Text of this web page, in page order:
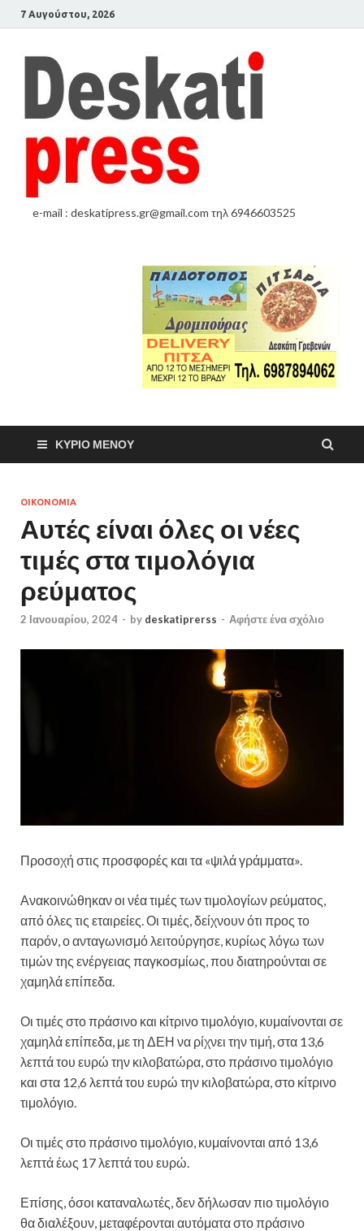
7 Αυγούστου, 2026
e-mail : deskatipress.gr@gmail.com τηλ 6946603525
ΚΎΡΙΟ ΜΕΝΟΎ
ΟΙΚΟΝΟΜΙΑ
Αυτές είναι όλες οι νέες
τιμές στα τιμολόγια
ρεύματος
2 Ιανουαρίου, 2024 - by deskatiprerss - Αφήστε ένα σχόλιο
Προσοχή στις προσφορές και τα «ψιλά γράμματα».
Ανακοινώθηκαν οι νέα τιμές των τιμολογίων ρεύματος,
από όλες τις εταιρείες. Οι τιμές, δείχνουν ότι προς το
παρόν, ο ανταγωνισμό λειτούργησε, κυρίως λόγω των
τιμών της ενέργειας παγκοσμίως, που διατηρούνται σε
χαμηλά επίπεδα.
Οι τιμές στο πράσινο και κίτρινο τιμολόγιο, κυμαίνονται σε
χαμηλά επίπεδα, με τη ΔΕΗ να ρίχνει την τιμή, στα 13,6
λεπτά του ευρώ την κιλοβατώρα, στο πράσινο τιμολόγιο
και στα 12,6 λεπτά του ευρώ την κιλοβατώρα, στο κίτρινο
τιμολόγιο.
Οι τιμές στο πράσινο τιμολόγιο, κυμαίνονται από 13,6
λεπτά έως 17 λεπτά του ευρώ.
Επίσης, όσοι καταναλωτές, δεν δήλωσαν πιο τιμολόγιο
θα διαλέξουν, μεταφέρονται αυτόματα στο πράσινο